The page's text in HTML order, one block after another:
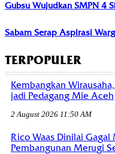
Gubsu Wujudkan SMPN 4
Sabam Serap Aspirasi
TERPOPULER
Kembangkan
jadi Pedagang Mie Aceh
2 August 2026 11:50 AM
Rico Waas Dinilai Gagal
Pembangunan Merugi